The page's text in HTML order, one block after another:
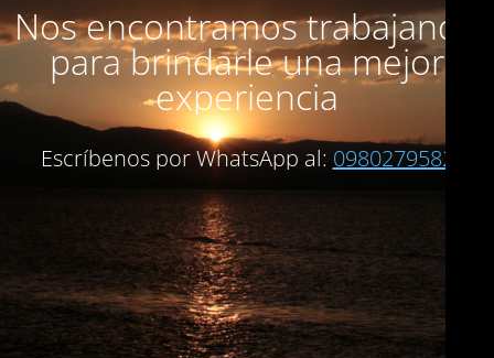
Nos encontramos trabajando
para brindarle una mejor
experiencia
Escríbenos por WhatsApp al: 0980279582